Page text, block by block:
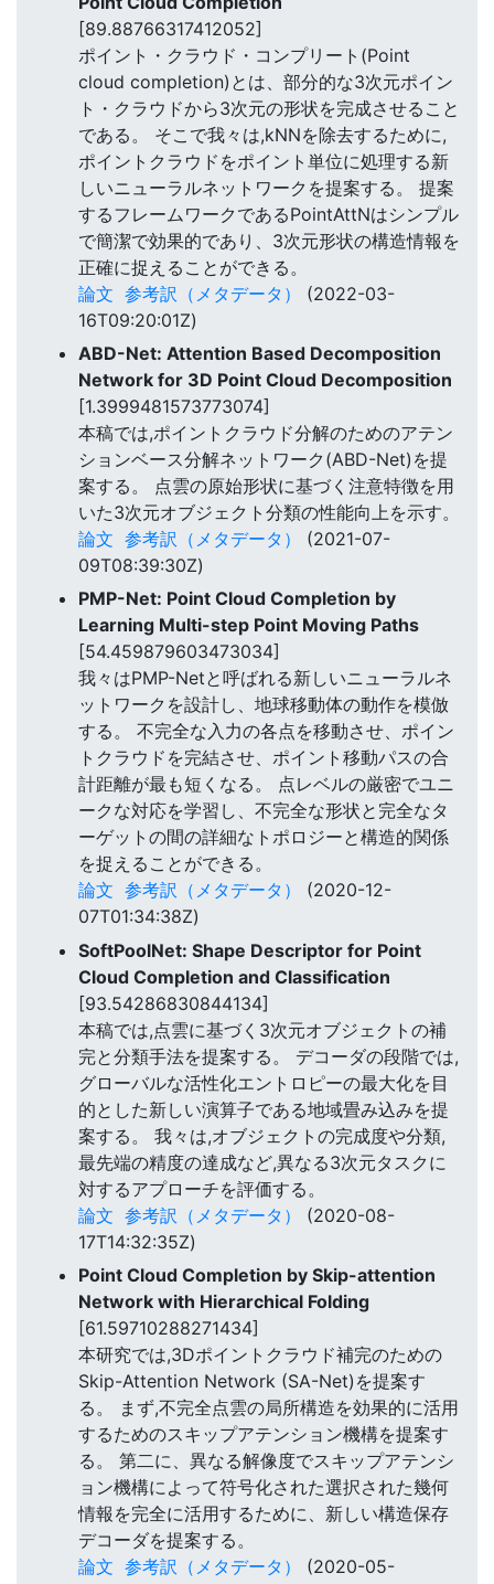
[89.88766317412052]
ポイント・クラウド・コンプリート(Point
cloud completion)とは、部分的な3次元ポイン
ト・クラウドから3次元の形状を完成させること
である。 そこで我々は,kNNを除去するために,
ポイントクラウドをポイント単位に処理する新
しいニューラルネットワークを提案する。 提案
するフレームワークであるPointAttNはシンプル
で簡潔で効果的であり、3次元形状の構造情報を
正確に捉えることができる。
論文 参考訳（メタデータ）
(2022-03-
16T09:20:01Z)
ABD-Net: Attention Based Decomposition
Network for 3D Point Cloud Decomposition
[1.3999481573773074]
本稿では,ポイントクラウド分解のためのアテン
ションベース分解ネットワーク(ABD-Net)を提
案する。 点雲の原始形状に基づく注意特徴を用
いた3次元オブジェクト分類の性能向上を示す。
論文 参考訳（メタデータ）
(2021-07-
09T08:39:30Z)
PMP-Net: Point Cloud Completion by
Learning Multi-step Point Moving Paths
[54.459879603473034]
我々はPMP-Netと呼ばれる新しいニューラルネ
ットワークを設計し、地球移動体の動作を模倣
する。 不完全な入力の各点を移動させ、ポイン
トクラウドを完結させ、ポイント移動パスの合
計距離が最も短くなる。 点レベルの厳密でユニ
ークな対応を学習し、不完全な形状と完全なタ
ーゲットの間の詳細なトポロジーと構造的関係
を捉えることができる。
論文 参考訳（メタデータ）
(2020-12-
07T01:34:38Z)
SoftPoolNet: Shape Descriptor for Point
Cloud Completion and Classification
[93.54286830844134]
本稿では,点雲に基づく3次元オブジェクトの補
完と分類手法を提案する。 デコーダの段階では,
グローバルな活性化エントロピーの最大化を目
的とした新しい演算子である地域畳み込みを提
案する。 我々は,オブジェクトの完成度や分類,
最先端の精度の達成など,異なる3次元タスクに
対するアプローチを評価する。
論文 参考訳（メタデータ）
(2020-08-
17T14:32:35Z)
Point Cloud Completion by Skip-attention
Network with Hierarchical Folding
[61.59710288271434]
本研究では,3Dポイントクラウド補完のための
Skip-Attention Network (SA-Net)を提案す
る。 まず,不完全点雲の局所構造を効果的に活用
するためのスキップアテンション機構を提案す
る。 第二に、異なる解像度でスキップアテンシ
ョン機構によって符号化された選択された幾何
情報を完全に活用するために、新しい構造保存
デコーダを提案する。
論文 参考訳（メタデータ）
(2020-05-